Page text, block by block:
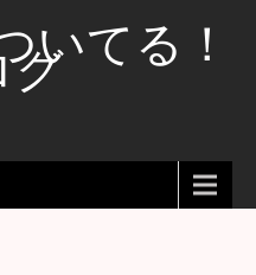
いてる！
グ